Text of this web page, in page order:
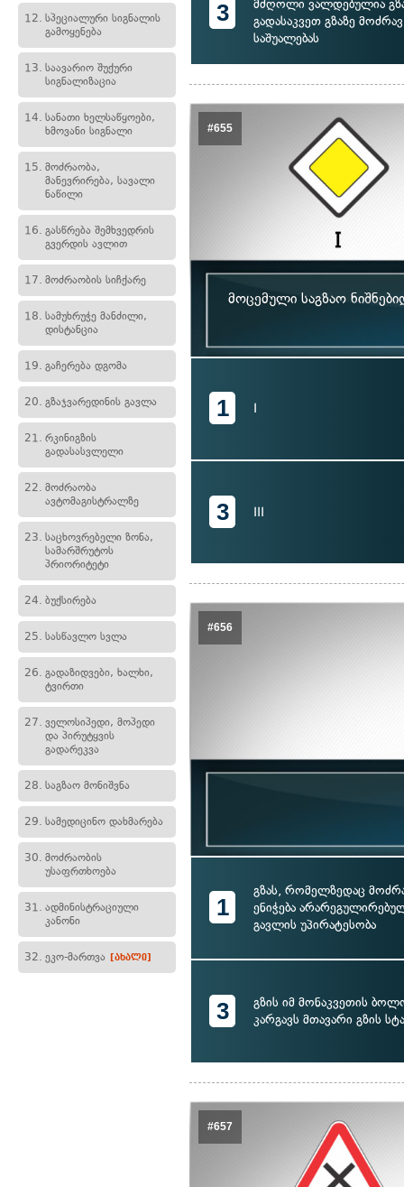
12. სპეციალური სიგნალის
გამოყენება
13. საავარიო შუქური
სიგნალიზაცია
14. სანათი ხელსაწყოები,
ხმოვანი სიგნალი
15. მოძრაობა,
მანევრირება, სავალი
ნაწილი
16. გასწრება შემხვედრის
გვერდის ავლით
17. მოძრაობის სიჩქარე
18. სამუხრუჭე მანძილი,
დისტანცია
19. გაჩერება დგომა
20. გზაჯვარედინის გავლა
21. რკინიგზის
გადასასვლელი
22. მოძრაობა
ავტომაგისტრალზე
23. საცხოვრებელი ზონა,
სამარშრუტოს
პრიორიტეტი
24. ბუქსირება
25. სასწავლო სვლა
26. გადაზიდვები, ხალხი,
ტვირთი
27. ველოსიპედი, მოპედი
და პირუტყვის
გადარეკვა
28. საგზაო მონიშვნა
29. სამედიცინო დახმარება
30. მოძრაობის
უსაფრთხოება
31. ადმინისტრაციული
კანონი
32. ეკო-მართვა [ახალი]
3
მძღოლი ვალდებულია
გადასაკვეთ გზაზე
საშუალებას
#655
მოცემული საგზაო
1 I
3 III
#656
1
გზას, რომელზედაც
ენიჭება
გავლის უპირატესობა
3
გზის იმ მონაკვეთის
კარგავს მთავარი გზის
#657